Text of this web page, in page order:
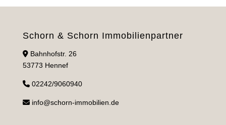
Schorn & Schorn Immobilienpartner
Bahnhofstr. 26
53773 Hennef
02242/9060940
info@schorn-immobilien.de